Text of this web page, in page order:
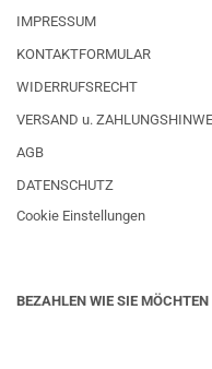
IMPRESSUM
KONTAKTFORMULAR
WIDERRUFSRECHT
VERSAND u.
AGB
DATENSCHUTZ
Cookie Einstellungen
BEZAHLEN WIE SIE MÖCHTEN